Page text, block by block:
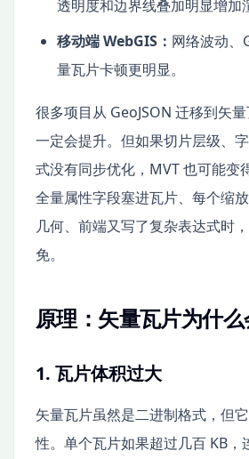
透明度和边界线叠加明显增加
移动端 WebGIS： 网络波动、
量瓦片卡顿更明显。
很多项目从 GeoJSON 迁移到矢
一定会提升。但如果切片层级、
式没有同步优化，MVT 也可能变
全量属性字段塞进瓦片、每个缩
几何、前端又写了复杂表达式时
免。
原理：矢量瓦片为什
1. 瓦片体积过大
矢量瓦片虽然是二进制格式，但
性。单个瓦片如果超过几百 KB，